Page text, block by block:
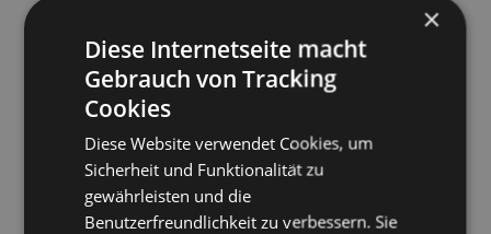
Sie bitte nicht, dieses Produkt zu kaufen. Andernfalls
wird es aus Ihrer Bestellung entfernt. Für weitere
Informationen wenden Sie sich bitte an unseren
Kundenservice.
Lizenzierte Gebiete:
Österreich, Aserbaidschan, Azoren (Portugal),
Balearen (Spanien), Weißrussland, Belgien, Bermuda,
Bosnien und Herzegowina, Bulgarien, Kanarische
Inseln (Spanien), Ceuta und Melilla, Chile, Korsika
(Frankreich), Kroatien, Zypern, Tschechische Republik,
×
Diese Internetseite macht
Gebrauch von Tracking
Cookies
Diese Website verwendet Cookies, um
Sicherheit und Funktionalität zu
gewährleisten und die
Benutzerfreundlichkeit zu verbessern. Sie